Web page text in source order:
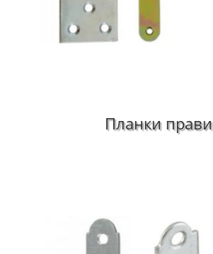
Планки прави